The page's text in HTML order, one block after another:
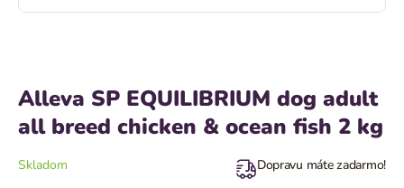
Alleva SP EQUILIBRIUM dog adult
all breed chicken & ocean fish 2 kg
Skladom Dopravu máte zadarmo!